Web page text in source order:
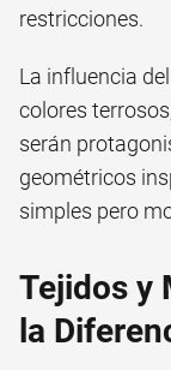
restricciones.
La influencia
colores
serán
geométricos
simples pero
Tejidos y
la